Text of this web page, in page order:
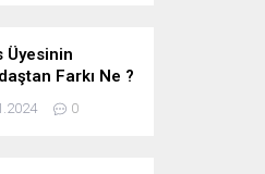
Üyesinin
Farkı Ne ?
0